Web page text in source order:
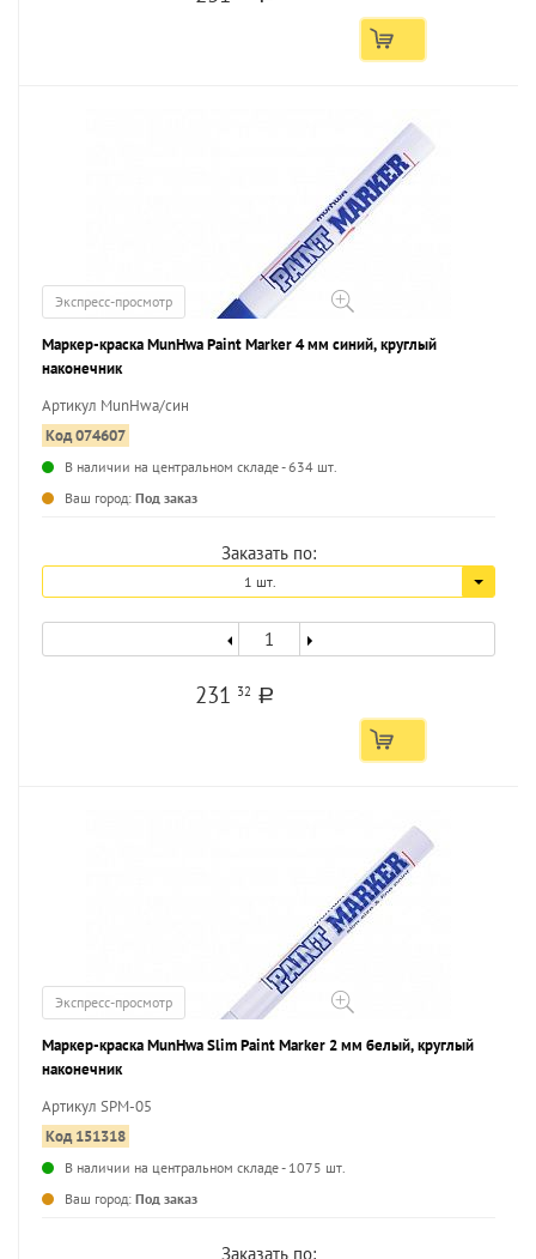
Экспресс-просмотр
Маркер-краска MunHwa Paint Marker 4 мм синий, круглый
наконечник
Артикул MunHwa/син
Код 074607
В наличии на центральном складе - 634 шт.
Ваш город: Под заказ
Заказать по:
1 шт.
231 32 a
Экспресс-просмотр
Маркер-краска MunHwa Slim Paint Marker 2 мм белый, круглый
наконечник
Артикул SPM-05
Код 151318
В наличии на центральном складе - 1075 шт.
Ваш город: Под заказ
Заказать по: